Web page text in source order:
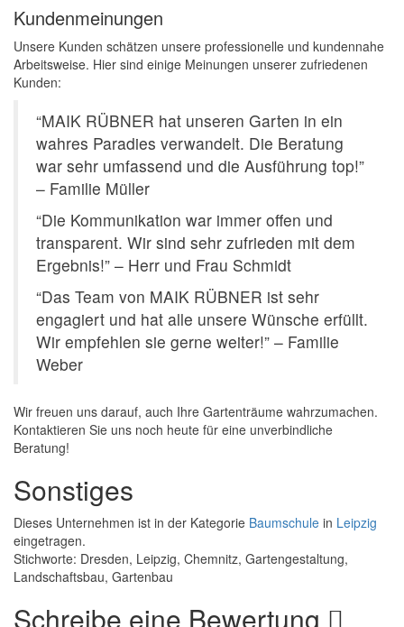
Kundenmeinungen
Unsere Kunden schätzen unsere professionelle und kundennahe
Arbeitsweise. Hier sind einige Meinungen unserer zufriedenen
Kunden:
“MAIK RÜBNER hat unseren Garten in ein
wahres Paradies verwandelt. Die Beratung
war sehr umfassend und die Ausführung top!”
– Familie Müller
“Die Kommunikation war immer offen und
transparent. Wir sind sehr zufrieden mit dem
Ergebnis!” – Herr und Frau Schmidt
“Das Team von MAIK RÜBNER ist sehr
engagiert und hat alle unsere Wünsche erfüllt.
Wir empfehlen sie gerne weiter!” – Familie
Weber
Wir freuen uns darauf, auch Ihre Gartenträume wahrzumachen.
Kontaktieren Sie uns noch heute für eine unverbindliche
Beratung!
Sonstiges
Dieses Unternehmen ist in der Kategorie Baumschule in Leipzig
eingetragen.
Stichworte: Dresden, Leipzig, Chemnitz, Gartengestaltung,
Landschaftsbau, Gartenbau
Schreibe eine Bewertung